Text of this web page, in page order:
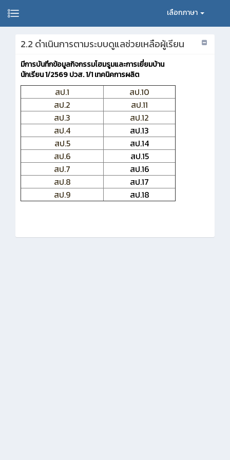
เลือกภาษา
2.2 ดำเนินการตามระบบดูแลช่วยเหลือผู้เรียน
มีการบันทึกข้อมูลกิจกรรมโฮมรูมและการเยี่ยมบ้าน
นักเรียน1/2569 ปวส. 1/1 เทคนิคการผลิต
สป.1
สป.10
สป.2
สป.11
สป.3
สป.12
สป.4
สป.13
สป.5
สป.14
สป.6
สป.15
สป.7
สป.16
สป.8
สป.17
สป.9
สป.18